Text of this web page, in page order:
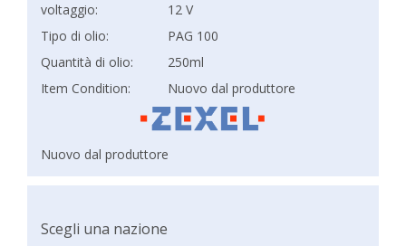
voltaggio:
12 V
Tipo di olio:
PAG 100
Quantità di olio:
250ml
Item Condition:
Nuovo dal produttore
Nuovo dal produttore
Scegli una nazione